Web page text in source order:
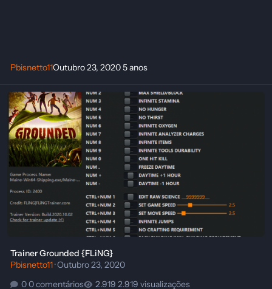
Pbisnetto11Outubro 23, 20205 anos
Trainer Grounded {FLiNG}
Trainer Grounded {FLiNG}
Pbisnetto11·Outubro 23, 2020
0 comentários
2.919 visualizações